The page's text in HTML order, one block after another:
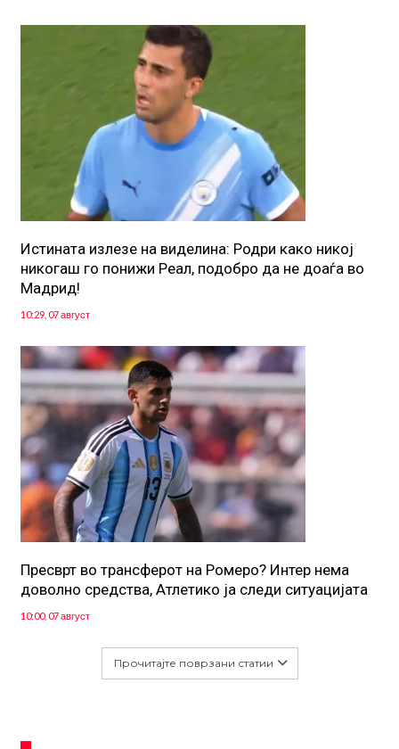
Истината излезе на виделина: Родри како никој
никогаш го понижи Реал, подобро да не доаѓа во
Мадрид!
10:29, 07 август
Пресврт во трансферот на Ромеро? Интер нема
доволно средства, Атлетико ја следи ситуацијата
10:00, 07 август
Прочитајте поврзани статии